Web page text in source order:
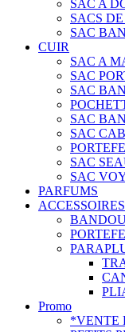
SAC A
SACS
SAC
CUIR
SAC A
SAC
SAC
SAC
SAC
SAC
SAC
PARFUMS
ACCESSOIRES
Promo
*VENTE